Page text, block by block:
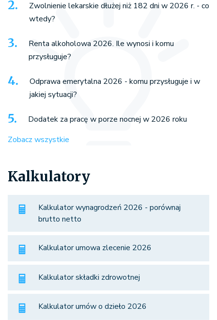
Zwolnienie lekarskie dłużej niż 182 dni w 2026 r. - co
wtedy?
Renta alkoholowa 2026. Ile wynosi i komu
przysługuje?
Odprawa emerytalna 2026 - komu przysługuje i w
jakiej sytuacji?
Dodatek za pracę w porze nocnej w 2026 roku
Zobacz wszystkie
Kalkulatory
Kalkulator wynagrodzeń 2026 - porównaj
brutto netto
Kalkulator umowa zlecenie 2026
Kalkulator składki zdrowotnej
Kalkulator umów o dzieło 2026